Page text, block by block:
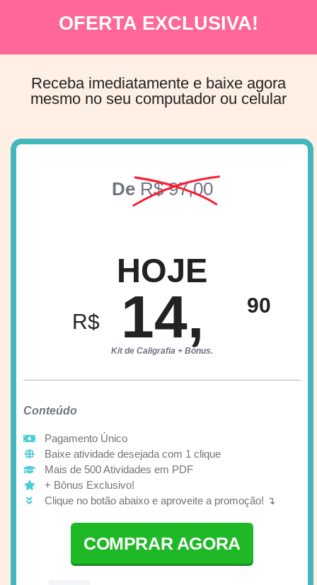
OFERTA EXCLUSIVA!
Receba imediatamente e baixe agora
mesmo no seu computador ou celular
De R$ 97,00
HOJE
R$ 14, 90
Kit de Caligrafia + Bônus.
Conteúdo
Pagamento Único
Baixe atividade desejada com 1 clique
Mais de 500 Atividades em PDF
+ Bônus Exclusivo!
Clique no botão abaixo e aproveite a promoção! ↴
COMPRAR AGORA